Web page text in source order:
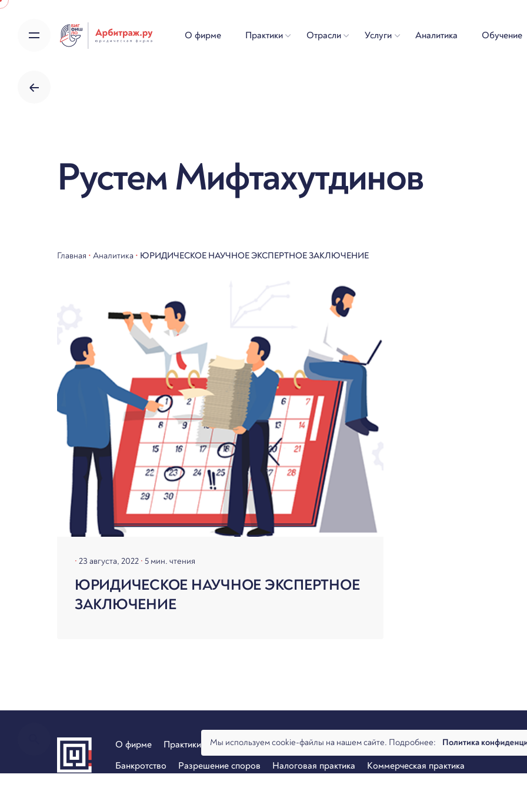
Skip
content
О фирме Практики Отрасли Услуги Аналитика Обучение
Рустем Мифтахутдинов
Главная • Аналитика • ЮРИДИЧЕСКОЕ НАУЧНОЕ ЭКСПЕРТНОЕ ЗАКЛЮЧЕНИЕ
23 августа, 2022 5 мин. чтения
ЮРИДИЧЕСКОЕ НАУЧНОЕ ЭКСПЕРТНОЕ
ЗАКЛЮЧЕНИЕ
О фирме Практики Услуги Аналитика Команда Новости Офисы и контакты
Вакансии
Банкротство
Разрешение споров Налоговая практика Коммерческая практика
Мы используем cookie-файлы на нашем сайте. Подробнее: Политика